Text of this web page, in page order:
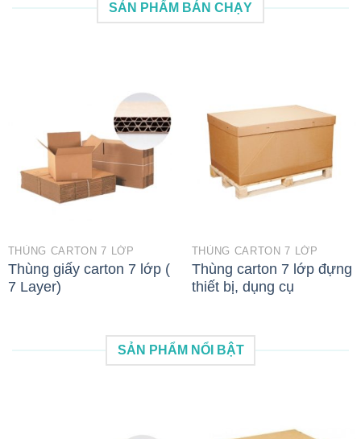
SẢN PHẨM BÁN CHẠY
THÙNG CARTON 7 LỚP
Thùng giấy carton 7 lớp (
7 Layer)
THÙNG CARTON 7 LỚP
Thùng carton 7 lớp đựng
thiết bị, dụng cụ
SẢN PHẨM NỔI BẬT